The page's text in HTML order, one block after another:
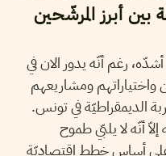
أبرز المرشّحين
رغم أنّه يدور الان في
واختياراتهم ومشاريعهم
الديمقراطيّة في تونس.
أنّه لا يلبّي طموح
أساس خطط اقتصاديّة